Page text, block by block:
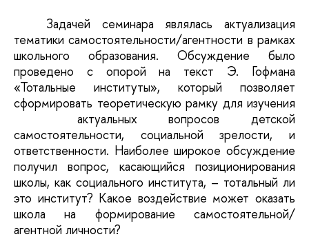
Задачей семинара являлась актуализация
тематики самостоятельности/агентности в рамках
школьного образования. Обсуждение было
проведено с опорой на текст Э. Гофмана
«Тотальные институты», который позволяет
сформировать теоретическую рамку для изучения
актуальных вопросов детской
самостоятельности, социальной зрелости, и
ответственности. Наиболее широкое обсуждение
получил вопрос, касающийся позиционирования
школы, как социального института, – тотальный ли
это институт? Какое воздействие может оказать
школа на формирование самостоятельной/
агентной личности?